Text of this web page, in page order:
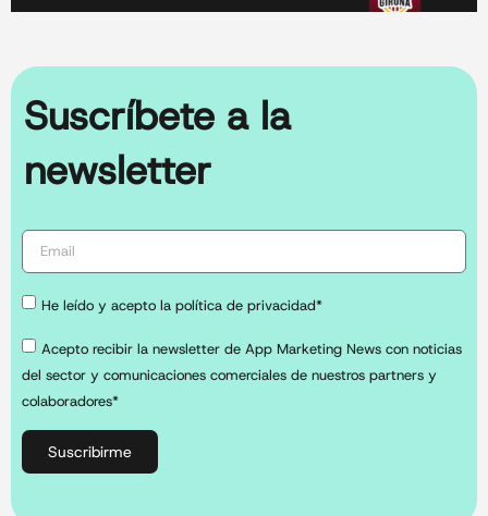
Suscríbete a la
newsletter
He leído y acepto la política de privacidad*
Acepto recibir la newsletter de App Marketing News con noticias
del sector y comunicaciones comerciales de nuestros partners y
colaboradores*
Suscribirme